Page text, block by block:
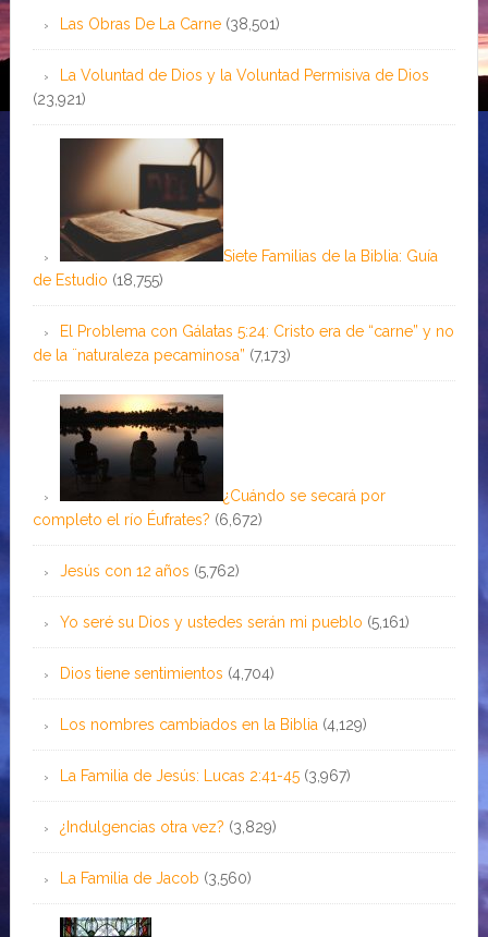
Las Obras De La Carne (38,501)
La Voluntad de Dios y la Voluntad Permisiva de Dios
(23,921)
Siete Familias de la Biblia: Guía
de Estudio (18,755)
El Problema con Gálatas 5:24: Cristo era de “carne” y no
de la ¨naturaleza pecaminosa” (7,173)
¿Cuándo se secará por
completo el río Éufrates? (6,672)
Jesús con 12 años (5,762)
Yo seré su Dios y ustedes serán mi pueblo (5,161)
Dios tiene sentimientos (4,704)
Los nombres cambiados en la Biblia (4,129)
La Familia de Jesús: Lucas 2:41-45 (3,967)
¿Indulgencias otra vez? (3,829)
La Familia de Jacob (3,560)